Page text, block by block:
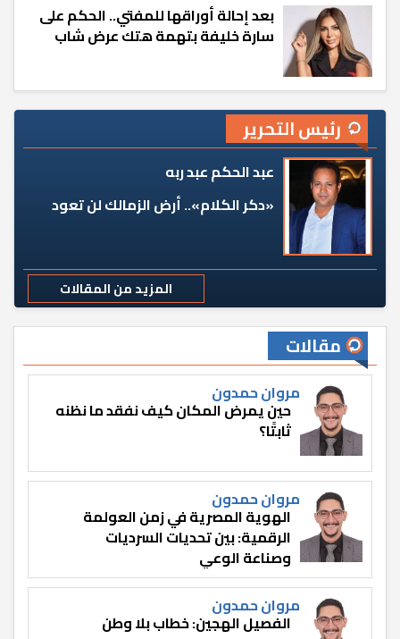
بعد إحالة أوراقها للمفتي.. الحكم على
سارة خليفة بتهمة هتك عرض شاب
رئيس التحرير
عبد الحكم عبد ربه
«دكر الكلام».. أرض الزمالك لن تعود
المزيد من المقالات
مقالات
مروان حمدون
حين يمرض المكان كيف نفقد ما نظنه
ثابتًا؟
مروان حمدون
الهوية المصرية في زمن العولمة
الرقمية: بين تحديات السرديات
وصناعة الوعي
مروان حمدون
الفصيل الهجين: خطاب بلا وطن